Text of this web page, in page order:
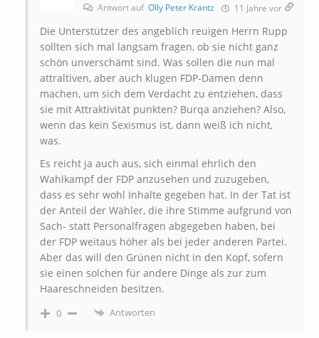
Antwort auf Olly Peter Krantz 11 Jahre vor
Die Unterstützer des angeblich reuigen Herrn Rupp
sollten sich mal langsam fragen, ob sie nicht ganz
schön unverschämt sind. Was sollen die nun mal
attraltiven, aber auch klugen FDP-Damen denn
machen, um sich dem Verdacht zu entziehen, dass
sie mit Attraktivität punkten? Burqa anziehen? Also,
wenn das kein Sexismus ist, dann weiß ich nicht,
was.
Es reicht ja auch aus, sich einmal ehrlich den
Wahlkampf der FDP anzusehen und zuzugeben,
dass es sehr wohl Inhalte gegeben hat. In der Tat ist
der Anteil der Wähler, die ihre Stimme aufgrund von
Sach- statt Personalfragen abgegeben haben, bei
der FDP weitaus höher als bei jeder anderen Partei.
Aber das will den Grünen nicht in den Kopf, sofern
sie einen solchen für andere Dinge als zur zum
Haareschneiden besitzen.
0 Antworten